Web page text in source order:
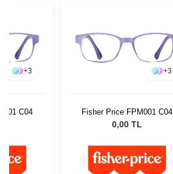
+3
C04
+3
Fisher Price FPM001 C04
0,00 TL